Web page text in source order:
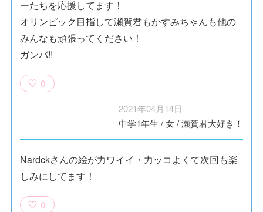
ーたちを応援してます！
オリンピック目指して瀬賀君もかすみちゃんも他の
みんなも頑張ってください！
ガンバ!!
0
2021年04月14日
中学1年生 /女/瀬賀君大好き！
Nardckさんの絵が力ワイイ・力ッコよくて次回も楽
しみにしてます！
0